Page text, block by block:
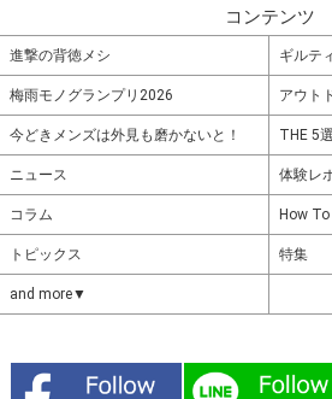
コンテンツ
進撃の背徳メシ ギルテ
梅雨モノグランプリ2026 アウト
今どきメンズは外見も磨かないと！ THE 5選
ニュース 体験レ
コラム How To
トピックス 特集
and more▼